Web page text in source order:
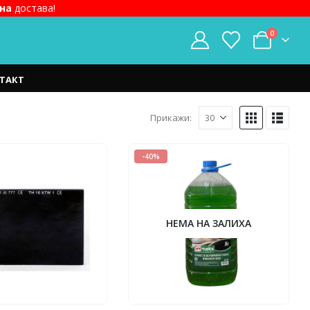
достава!
0
Прикажи:
-40%
НЕМА НА ЗАЛИХА